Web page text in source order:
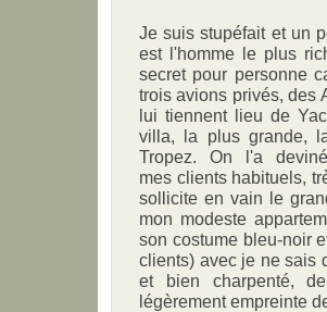
Je suis stupéfait et un
est l'homme le plus
secret pour personne
trois avions privés, des
lui tiennent lieu de
villa, la plus grande,
Tropez. On l'a
mes clients habituels,
sollicite en vain le
mon modeste
son costume bleu-noir
clients) avec je ne sais
et bien charpenté,
légèrement empreinte